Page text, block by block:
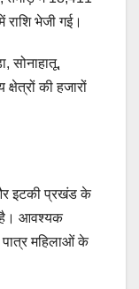
भेजी गई।
सोनाहातू,
की हजारों
इटकी प्रखंड के
है। आवश्यक
पात्र महिलाओं के